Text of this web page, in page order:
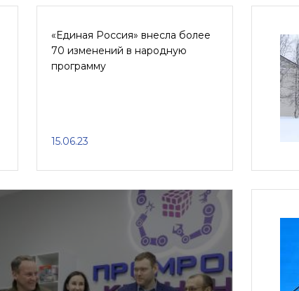
«Единая Россия» внесла более
70 изменений в народную
программу
15.06.23